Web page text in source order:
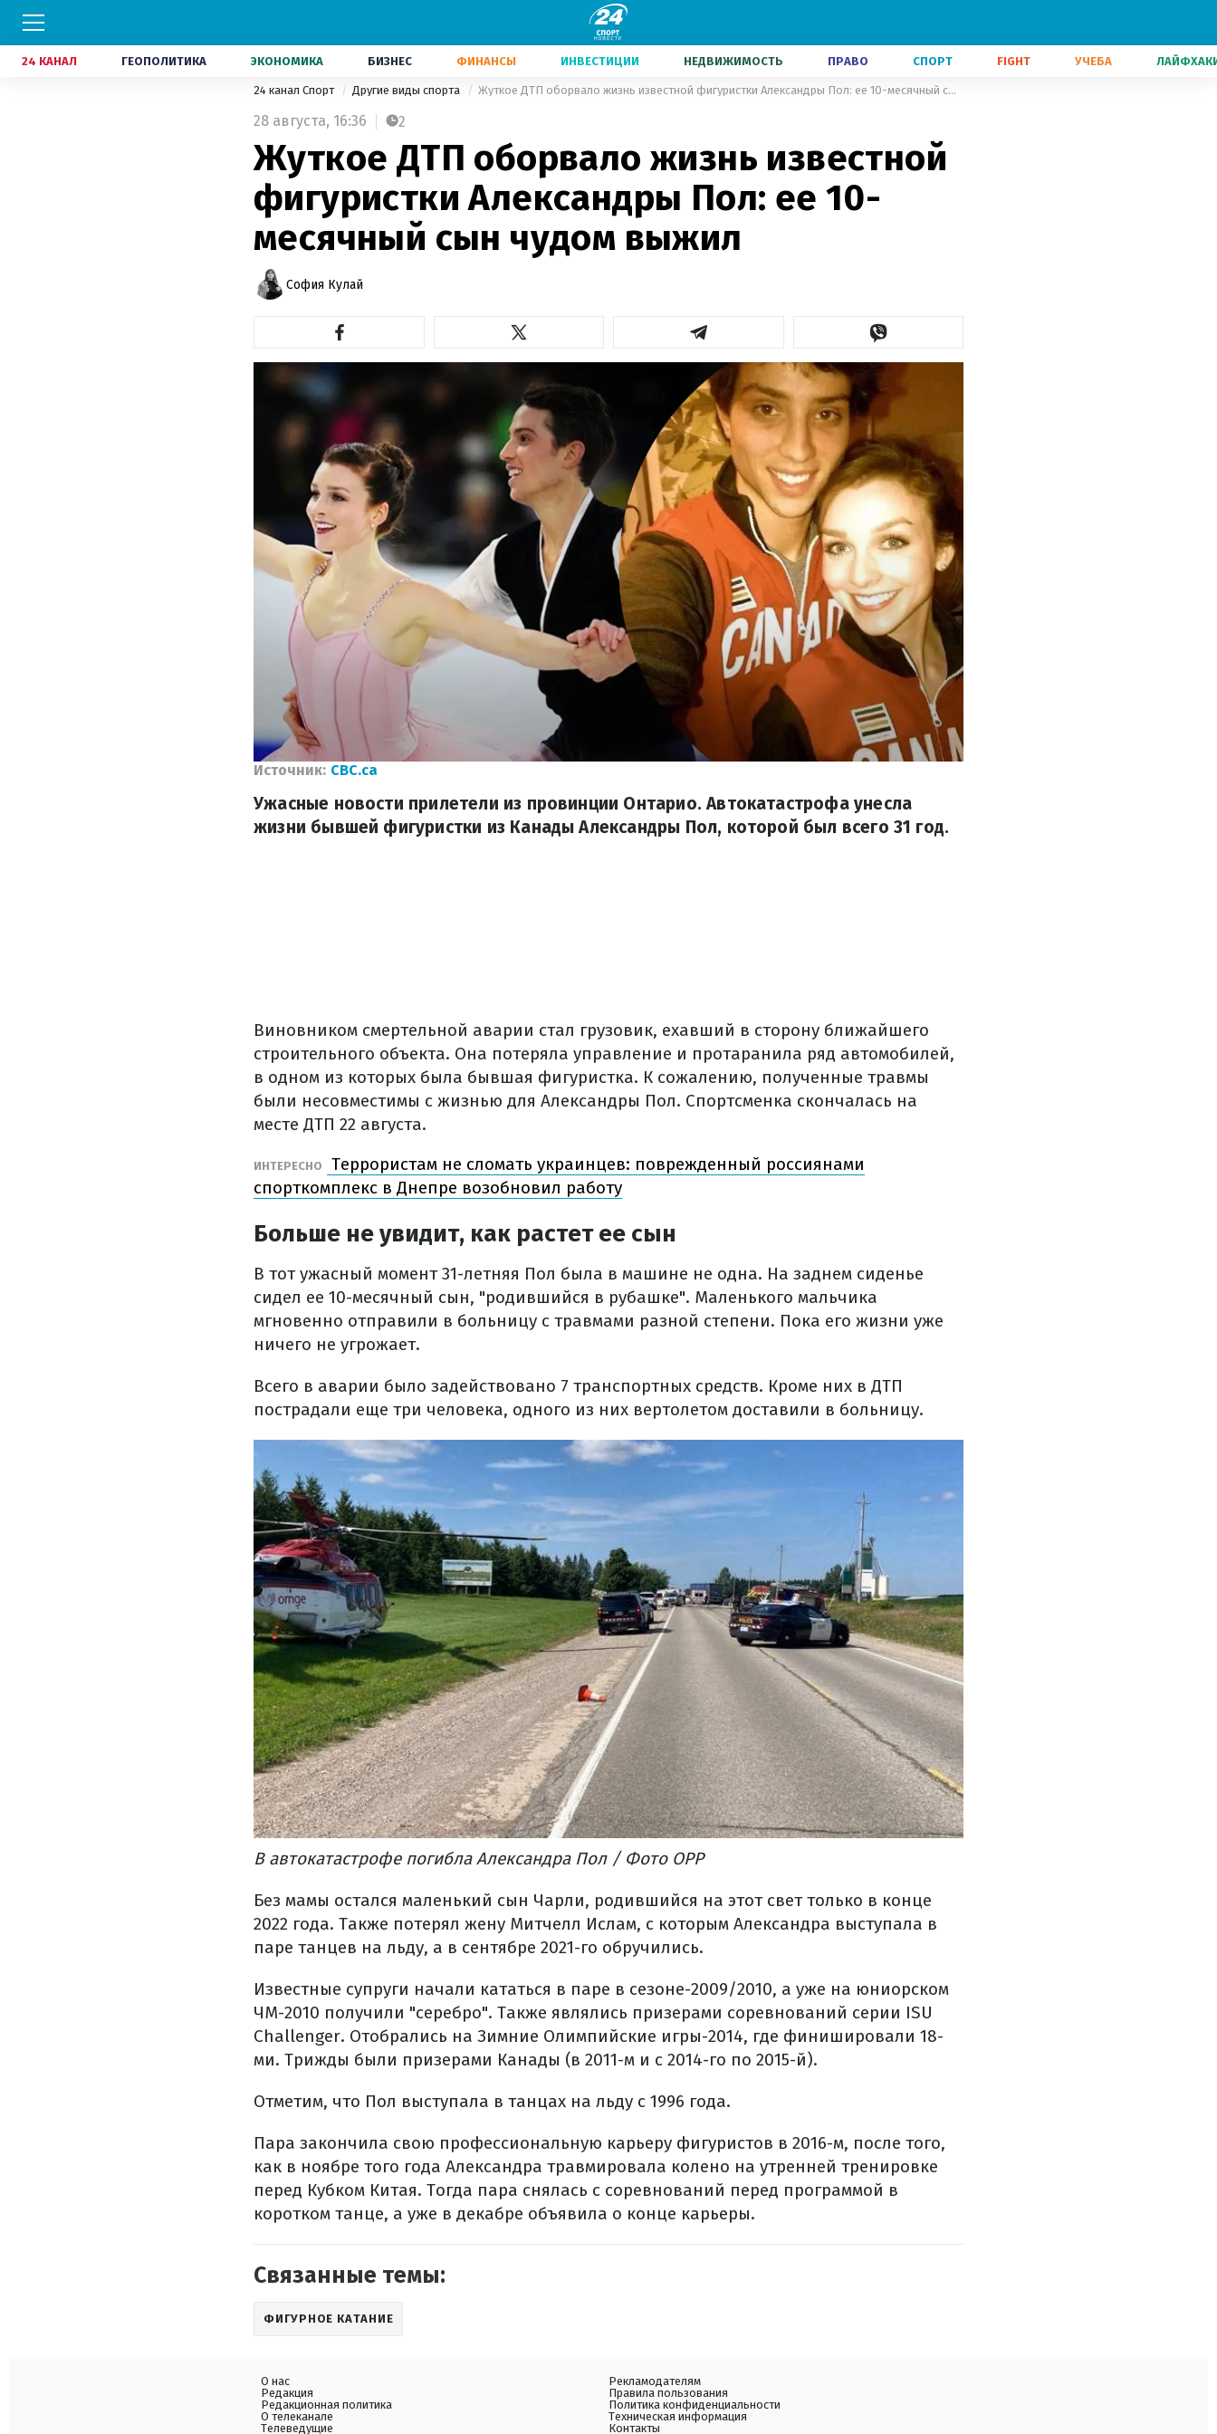
24 КАНАЛ ГЕОПОЛИТИКА ЭКОНОМИКА БИЗНЕС ФИНАНСЫ ИНВЕСТИЦИИ НЕДВИЖИМОСТЬ ПРАВО СПОРТ FIGHT УЧЕБА
24 канал Спорт Другие виды спорта Жуткое ДТП оборвало жизнь известной фигуристки Александры Пол: ее 10-месячный сын чудом выжил
28 августа, 16:36 2
Жуткое ДТП оборвало жизнь известной
фигуристки Александры Пол: ее 10-
месячный сын чудом выжил
София Кулай
Источник: CBC.ca
Ужасные новости прилетели из провинции Онтарио. Автокатастрофа унесла
жизни бывшей фигуристки из Канады Александры Пол, которой был всего 31 год.
Виновником смертельной аварии стал грузовик, ехавший в сторону ближайшего
строительного объекта. Она потеряла управление и протаранила ряд автомобилей,
в одном из которых была бывшая фигуристка. К сожалению, полученные травмы
были несовместимы с жизнью для Александры Пол. Спортсменка скончалась на
месте ДТП 22 августа.
ИНТЕРЕСНО
Террористам не сломать украинцев: поврежденный россиянами
спорткомплекс в Днепре возобновил работу
Больше не увидит, как растет ее сын
В тот ужасный момент 31-летняя Пол была в машине не одна. На заднем сиденье
сидел ее 10-месячный сын, "родившийся в рубашке". Маленького мальчика
мгновенно отправили в больницу с травмами разной степени. Пока его жизни уже
ничего не угрожает.
Всего в аварии было задействовано 7 транспортных средств. Кроме них в ДТП
пострадали еще три человека, одного из них вертолетом доставили в больницу.
В автокатастрофе погибла Александра Пол / Фото OPP
Без мамы остался маленький сын Чарли, родившийся на этот свет только в конце
2022 года. Также потерял жену Митчелл Ислам, с которым Александра выступала в
паре танцев на льду, а в сентябре 2021-го обручились.
Известные супруги начали кататься в паре в сезоне-2009/2010, а уже на юниорском
ЧМ-2010 получили "серебро". Также являлись призерами соревнований серии ISU
Challenger. Отобрались на Зимние Олимпийские игры-2014, где финишировали 18-
ми. Трижды были призерами Канады (в 2011-м и с 2014-го по 2015-й).
Отметим, что Пол выступала в танцах на льду с 1996 года.
Пара закончила свою профессиональную карьеру фигуристов в 2016-м, после того,
как в ноябре того года Александра травмировала колено на утренней тренировке
перед Кубком Китая. Тогда пара снялась с соревнований перед программой в
коротком танце, а уже в декабре объявила о конце карьеры.
Связанные темы:
ФИГУРНОЕ КАТАНИЕ
О нас
Редакция
Редакционная политика
О телеканале
Телеведущие
Рекламодателям
Правила пользования
Политика конфиденциальности
Техническая информация
Контакты